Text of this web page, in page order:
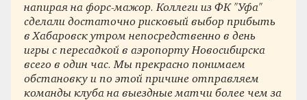
напирая на форс-мажор. Коллеги из ФК "Уфа"
сделали достаточно рисковый выбор прибыть
в Хабаровск утром непосредственно в день
игры с пересадкой в аэропорту Новосибирска
всего в один час. Мы прекрасно понимаем
обстановку и по этой причине отправляем
команды клуба на выездные матчи более чем за